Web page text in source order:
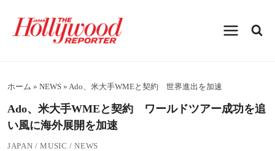
プホーム » NEWS » Ado、米大手WMEと契約 世界進出を加速
Ado、米大手WMEと契約 ワールドツアー成功を追
い風に海外展開を加速
JAPAN /MUSIC /NEWS